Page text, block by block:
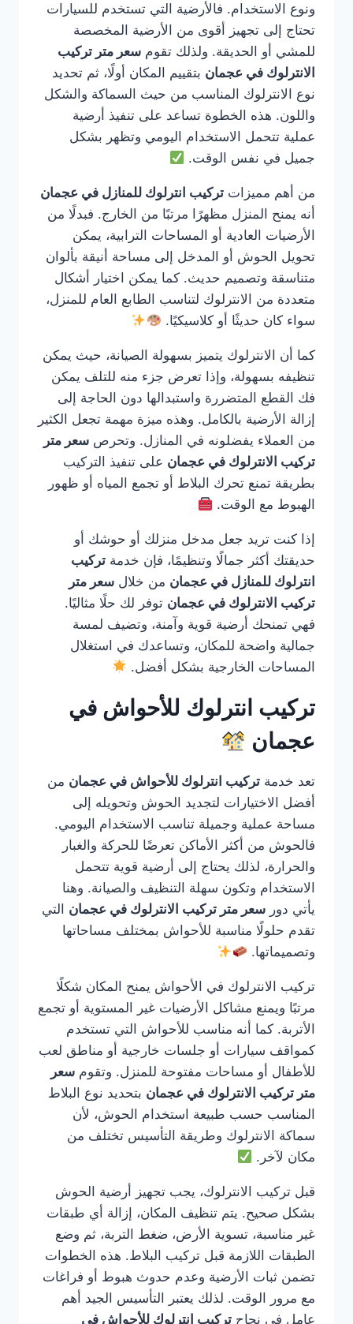
ونوع الاستخدام. فالأرضية التي تستخدم للسيارات
تحتاج إلى تجهيز أقوى من الأرضية المخصصة
للمشي أو الحديقة. ولذلك تقوم سعر متر تركيب
الانترلوك في عجمان بتقييم المكان أولًا، ثم تحديد
نوع الانترلوك المناسب من حيث السماكة والشكل
واللون. هذه الخطوة تساعد على تنفيذ أرضية
عملية تتحمل الاستخدام اليومي وتظهر بشكل
جميل في نفس الوقت.
من أهم مميزات تركيب انترلوك للمنازل في عجمان
أنه يمنح المنزل مظهرًا مرتبًا من الخارج. فبدلًا من
الأرضيات العادية أو المساحات الترابية، يمكن
تحويل الحوش أو المدخل إلى مساحة أنيقة بألوان
متناسقة وتصميم حديث. كما يمكن اختيار أشكال
متعددة من الانترلوك لتناسب الطابع العام للمنزل،
سواء كان حديثًا أو كلاسيكيًا.
كما أن الانترلوك يتميز بسهولة الصيانة، حيث يمكن
تنظيفه بسهولة، وإذا تعرض جزء منه للتلف يمكن
فك القطع المتضررة واستبدالها دون الحاجة إلى
إزالة الأرضية بالكامل. وهذه ميزة مهمة تجعل الكثير
من العملاء يفضلونه في المنازل. وتحرص سعر متر
تركيب الانترلوك في عجمان على تنفيذ التركيب
بطريقة تمنع تحرك البلاط أو تجمع المياه أو ظهور
الهبوط مع الوقت.
إذا كنت تريد جعل مدخل منزلك أو حوشك أو
حديقتك أكثر جمالًا وتنظيمًا، فإن خدمة تركيب
انترلوك للمنازل في عجمان من خلال سعر متر
تركيب الانترلوك في عجمان توفر لك حلًا مثاليًا.
فهي تمنحك أرضية قوية وآمنة، وتضيف لمسة
جمالية واضحة للمكان، وتساعدك في استغلال
المساحات الخارجية بشكل أفضل.
تركيب انترلوك للأحواش في
عجمان
تعد خدمة تركيب انترلوك للأحواش في عجمان من
أفضل الاختيارات لتجديد الحوش وتحويله إلى
مساحة عملية وجميلة تناسب الاستخدام اليومي.
فالحوش من أكثر الأماكن تعرضًا للحركة والغبار
والحرارة، لذلك يحتاج إلى أرضية قوية تتحمل
الاستخدام وتكون سهلة التنظيف والصيانة. وهنا
يأتي دور سعر متر تركيب الانترلوك في عجمان التي
تقدم حلولًا مناسبة للأحواش بمختلف مساحاتها
وتصميماتها.
تركيب الانترلوك في الأحواش يمنح المكان شكلًا
مرتبًا ويمنع مشاكل الأرضيات غير المستوية أو تجمع
الأتربة. كما أنه مناسب للأحواش التي تستخدم
كمواقف سيارات أو جلسات خارجية أو مناطق لعب
للأطفال أو مساحات مفتوحة للمنزل. وتقوم سعر
متر تركيب الانترلوك في عجمان بتحديد نوع البلاط
المناسب حسب طبيعة استخدام الحوش، لأن
سماكة الانترلوك وطريقة التأسيس تختلف من
مكان لآخر.
قبل تركيب الانترلوك، يجب تجهيز أرضية الحوش
بشكل صحيح. يتم تنظيف المكان، إزالة أي طبقات
غير مناسبة، تسوية الأرض، ضغط التربة، ثم وضع
الطبقات اللازمة قبل تركيب البلاط. هذه الخطوات
تضمن ثبات الأرضية وعدم حدوث هبوط أو فراغات
مع مرور الوقت. لذلك يعتبر التأسيس الجيد أهم
عامل في نجاح تركيب انترلوك للأحواش في